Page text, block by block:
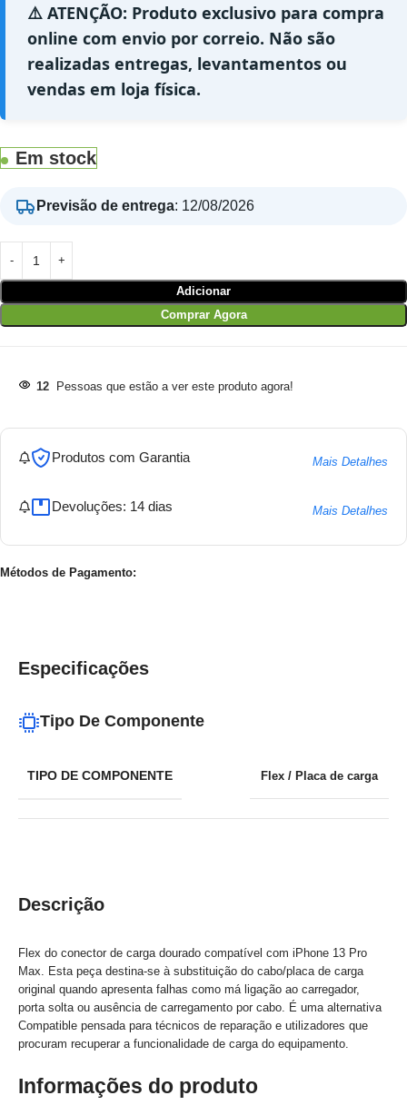
⚠️ ATENÇÃO: Produto exclusivo para compra
online com envio por correio. Não são
realizadas entregas, levantamentos ou
vendas em loja física.
Em stock
Previsão de entrega: 12/08/2026
Adicionar
Comprar Agora
12 Pessoas que estão a ver este produto agora!
Produtos com Garantia Mais Detalhes
Devoluções: 14 dias Mais Detalhes
Métodos de Pagamento:
Descrição
Flex do conector de carga dourado compatível com iPhone 13 Pro
Max. Esta peça destina-se à substituição do cabo/placa de carga
original quando apresenta falhas como má ligação ao carregador,
porta solta ou ausência de carregamento por cabo. É uma alternativa
Compatible pensada para técnicos de reparação e utilizadores que
procuram recuperar a funcionalidade de carga do equipamento.
Informações do produto
Especificações
Tipo De Componente
TIPO DE COMPONENTE Flex / Placa de carga